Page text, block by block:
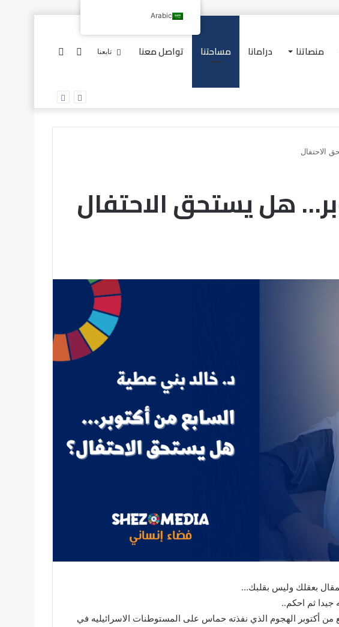
منصاتنا درامانا مساحتنا تواصل معنا إضافة تابعنا
الاحتفال
هل يستحق الاحتفال
بعقلك وليس بقلبك…
جيدا ثم احكم..
من أكتوبر الهجوم الذي نفذته حماس على المستوطنات الاسرائيليه في
Arabic